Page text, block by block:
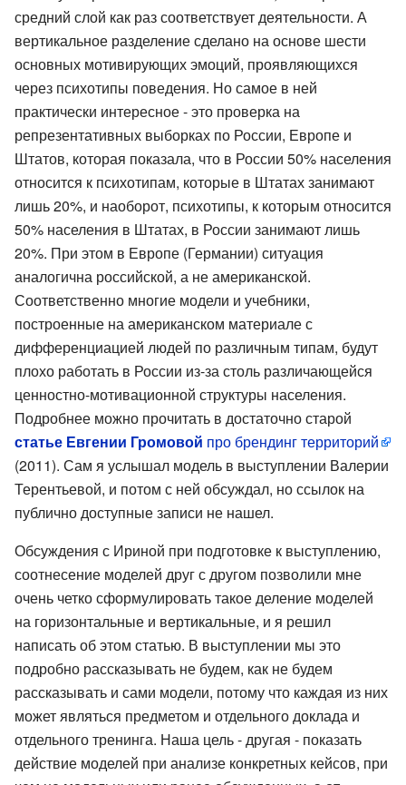
средний слой как раз соответствует деятельности. А
вертикальное разделение сделано на основе шести
основных мотивирующих эмоций, проявляющихся
через психотипы поведения. Но самое в ней
практически интересное - это проверка на
репрезентативных выборках по России, Европе и
Штатов, которая показала, что в России 50% населения
относится к психотипам, которые в Штатах занимают
лишь 20%, и наоборот, психотипы, к которым относится
50% населения в Штатах, в России занимают лишь
20%. При этом в Европе (Германии) ситуация
аналогична российской, а не американской.
Соответственно многие модели и учебники,
построенные на американском материале с
дифференциацией людей по различным типам, будут
плохо работать в России из-за столь различающейся
ценностно-мотивационной структуры населения.
Подробнее можно прочитать в достаточно старой
статье Евгении Громовой про брендинг территорий
(2011). Сам я услышал модель в выступлении Валерии
Терентьевой, и потом с ней обсуждал, но ссылок на
публично доступные записи не нашел.
Обсуждения с Ириной при подготовке к выступлению,
соотнесение моделей друг с другом позволили мне
очень четко сформулировать такое деление моделей
на горизонтальные и вертикальные, и я решил
написать об этом статью. В выступлении мы это
подробно рассказывать не будем, как не будем
рассказывать и сами модели, потому что каждая из них
может являться предметом и отдельного доклада и
отдельного тренинга. Наша цель - другая - показать
действие моделей при анализе конкретных кейсов, при